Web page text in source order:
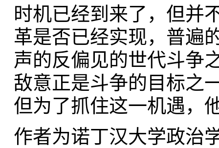
时机已经到来了，但并
革是否已经实现，普遍
声的反偏见的世代斗争
敌意正是斗争的目标之
但为了抓住这一机遇，
作者为诺丁汉大学政治